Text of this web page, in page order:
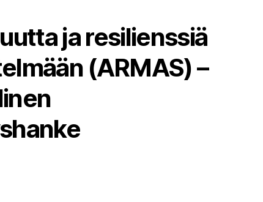
ja resilienssiä
(ARMAS) –